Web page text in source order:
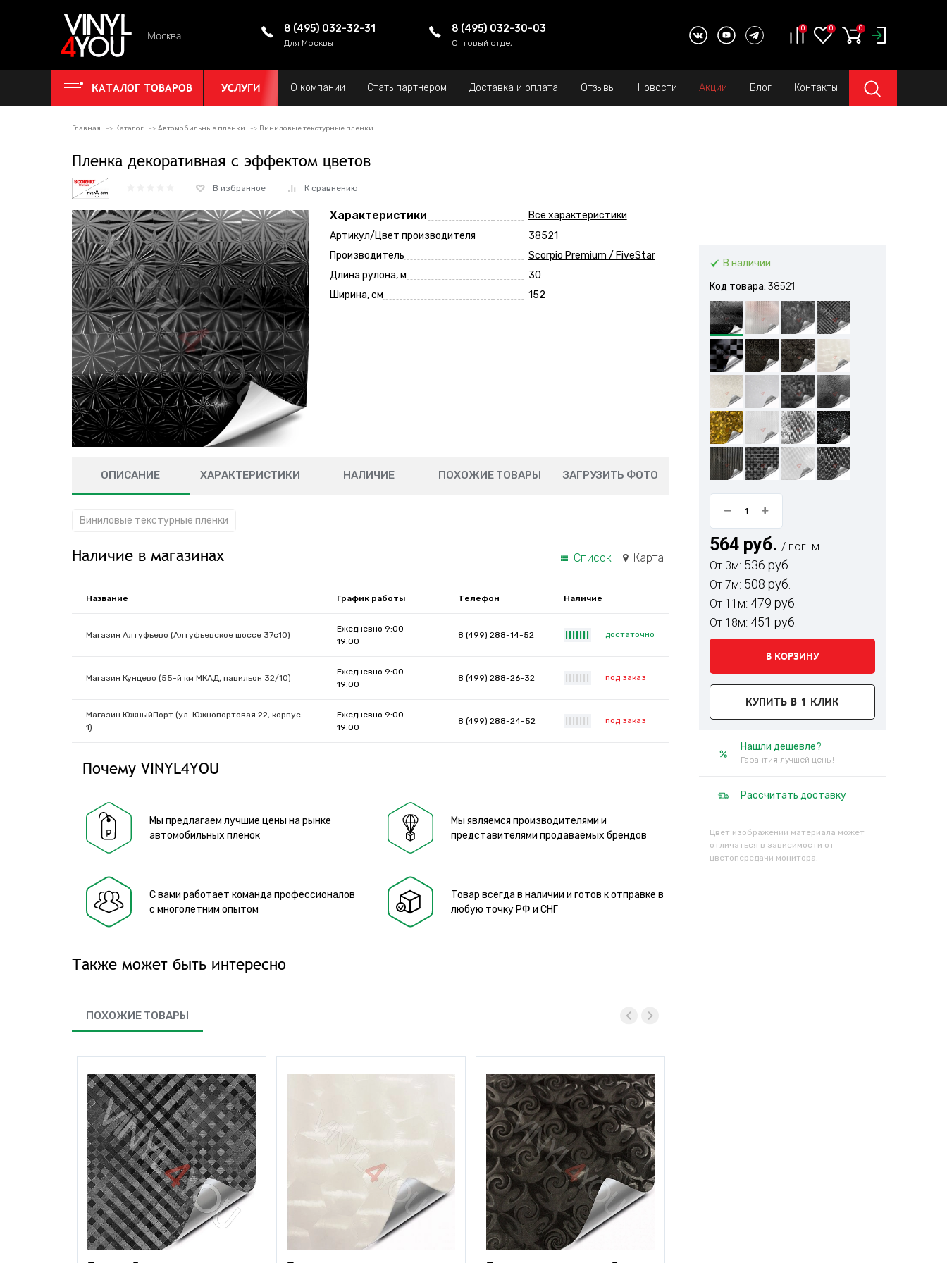
Москва
8 (495) 032-32-31
Для Москвы
8 (495) 032-30-03
Оптовый отдел
0 0 0
КАТАЛОГ ТОВАРОВ УСЛУГИ О компании Стать партнером Доставка и оплата Отзывы Новости Акции Блог Контакты
Главная Каталог Автомобильные пленки Виниловые текстурные пленки
Пленка декоративная с эффектом цветов
В избранное К сравнению
Характеристики
Все характеристики
Артикул/Цвет производителя
38521
Производитель
Scorpio Premium / FiveStar
Длина рулона, м
30
Ширина, см
152
В наличии
Код товара: 38521
564 руб. / пог. м.
От 3м: 536 руб.
От 7м: 508 руб.
От 11м: 479 руб.
От 18м: 451 руб.
В КОРЗИНУ
КУПИТЬ В 1 КЛИК
Нашли дешевле?
Гарантия лучшей цены!
Рассчитать доставку
Цвет изображений материала может
отличаться в зависимости от
цветопередачи монитора.
ОПИСАНИЕ ХАРАКТЕРИСТИКИ НАЛИЧИЕ ПОХОЖИЕ ТОВАРЫ ЗАГРУЗИТЬ ФОТО
Виниловые текстурные пленки
Наличие в магазинах Список Карта
Название График работы Телефон Наличие
Магазин Алтуфьево (Алтуфьевское шоссе 37с10)
Ежедневно 9:00-
19:00
8 (499) 288-14-52 достаточно
Магазин Кунцево (55-й км МКАД, павильон 32/10)
Ежедневно 9:00-
19:00
8 (499) 288-26-32 под заказ
Магазин ЮжныйПорт (ул. Южнопортовая 22, корпус
1)
Ежедневно 9:00-
19:00
8 (499) 288-24-52 под заказ
Почему VINYL4YOU
Мы предлагаем лучшие цены на рынке
автомобильных пленок
Мы являемся производителями и
представителями продаваемых брендов
С вами работает команда профессионалов
с многолетним опытом
Товар всегда в наличии и готов к отправке в
любую точку РФ и СНГ
Также может быть интересно
ПОХОЖИЕ ТОВАРЫ